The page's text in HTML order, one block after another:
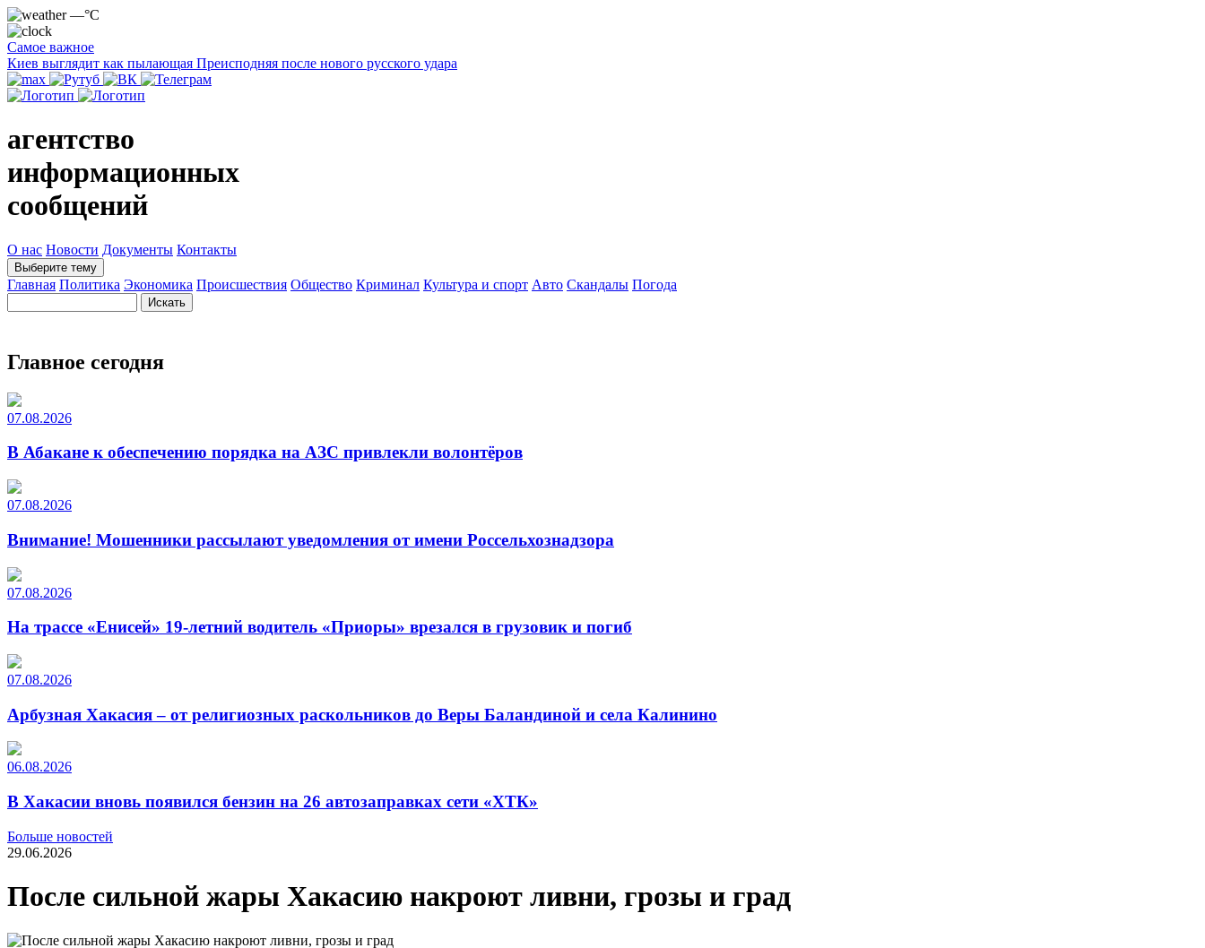
—°C
Самое важное
Киев выглядит как пылающая Преисподняя после нового русского удара
агентство
информационных
сообщений
О нас Новости Документы Контакты
Выберите тему
Главная Политика Экономика Происшествия Общество Криминал Культура и спорт Авто Скандалы Погода
Главное сегодня
07.08.2026
В Абакане к обеспечению порядка на АЗС привлекли волонтёров
07.08.2026
Внимание! Мошенники рассылают уведомления от имени Россельхознадзора
07.08.2026
На трассе «Енисей» 19-летний водитель «Приоры» врезался в грузовик и погиб
07.08.2026
Арбузная Хакасия – от религиозных раскольников до Веры Баландиной и села Калинино
06.08.2026
В Хакасии вновь появился бензин на 26 автозаправках сети «ХТК»
Больше новостей
29.06.2026
После сильной жары Хакасию накроют ливни, грозы и град